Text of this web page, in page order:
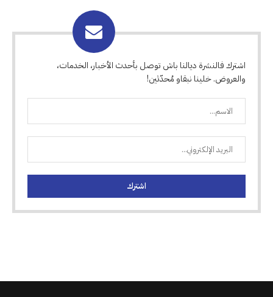
اشترك فالنشرة ديالنا باش توصل بأحدث الأخبار، الخدمات،
والعروض. خلينا نبقاو مُحدّثين!